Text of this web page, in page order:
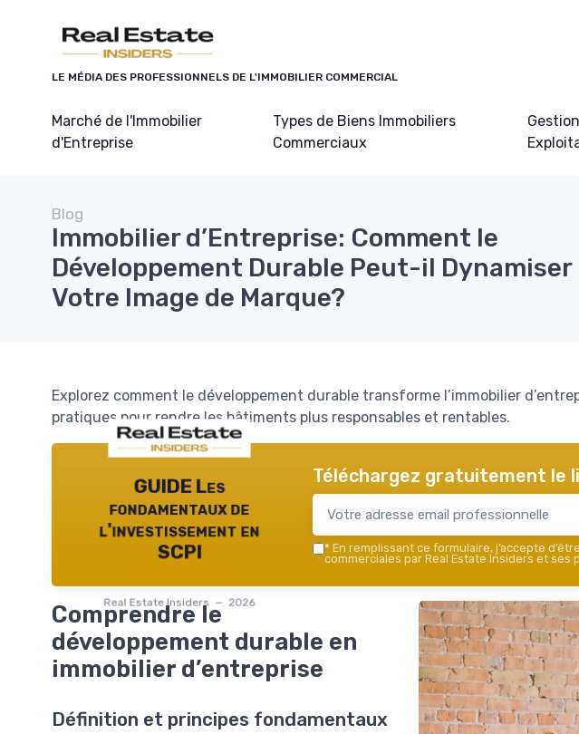
LE MÉDIA DES PROFESSIONNELS DE L'IMMOBILIER COMMERCIAL
Marché de l'Immobilier
d'Entreprise
Types de Biens Immobiliers
Commerciaux
Blog
Immobilier d’Entreprise: Comment le
Développement Durable Peut-il Dynamiser
Votre Image de Marque?
Explorez comment le développement durable transforme l’immobilier
pratiques pour rendre les bâtiments plus responsables et rentables.
GUIDE Les
fondamentaux de
l'investissement en
SCPI
Real Estate Insiders — 2026
Téléchargez gratuitement le
* En remplissant ce formulaire, j’accepte
commerciales par Real Estate Insiders et ses
Comprendre le
développement durable en
immobilier d’entreprise
Définition et principes fondamentaux